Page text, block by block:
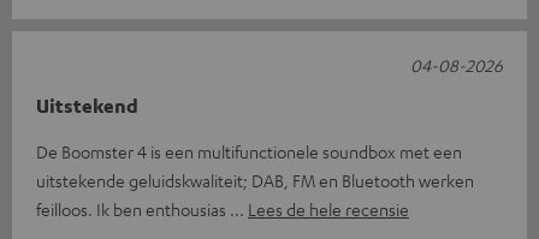
Uitstekend
De Boomster 4 is een multifunctionele soundbox met een
uitstekende geluidskwaliteit; DAB, FM en Bluetooth werken
feilloos. Ik ben enthousias
Lees de hele recensie
04-08-2026